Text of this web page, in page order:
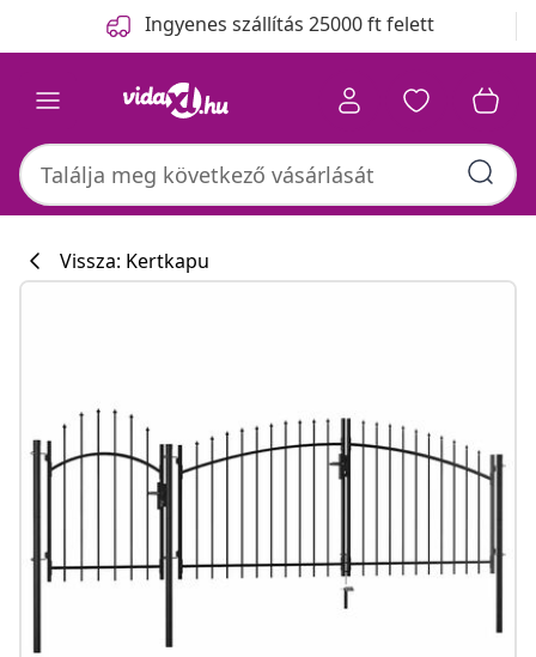
Ingyenes szállítás 25000 ft felett
Vissza: Kertkapu